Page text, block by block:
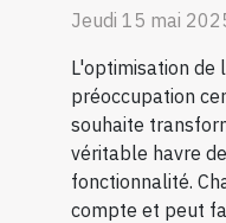
Jeudi 15 mai
L'optimisation de
préoccupation
souhaite
véritable havre
fonctionnalité.
compte et peut